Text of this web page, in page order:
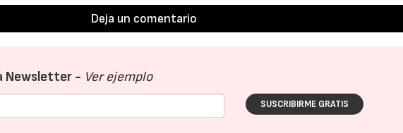
Deja un comentario
Newsletter - Ver ejemplo
SUSCRIBIRME GRATIS